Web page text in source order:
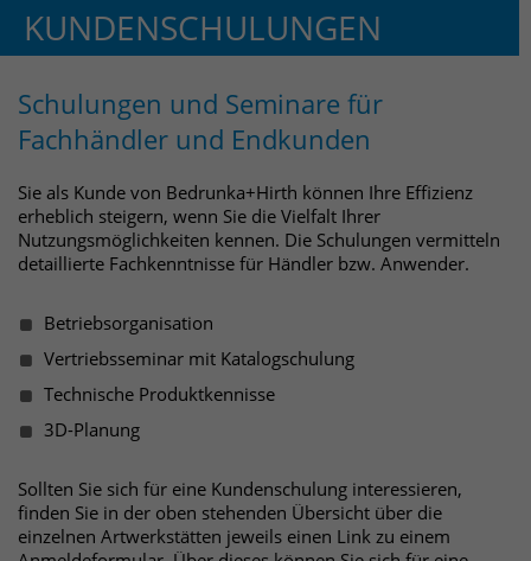
KUNDENSCHULUNGEN
Schulungen und Seminare für
Fachhändler und Endkunden
Sie als Kunde von Bedrunka+Hirth können Ihre Effizienz
erheblich steigern, wenn Sie die Vielfalt Ihrer
Nutzungsmöglichkeiten kennen. Die Schulungen vermitteln
detaillierte Fachkenntnisse für Händler bzw. Anwender.
Betriebsorganisation
Vertriebsseminar mit Katalogschulung
Technische Produktkennisse
3D-Planung
Sollten Sie sich für eine Kundenschulung interessieren,
finden Sie in der oben stehenden Übersicht über die
einzelnen Artwerkstätten jeweils einen Link zu einem
Zweck
die Nutzung der Website für den
Analysebericht der Website zu
Informationen anonym und weisen
eine randoly generierte Nummer zu,
identifizieren. Die Daten werde lokal
auf unserem Server gespeichert und
sind damit externen Unternehmen
unzugänglich.
Name _pk_ses
Anbieter Matomo
Zweck
Das Cookie wird genutzt um temporär
Session Daten zu speichern